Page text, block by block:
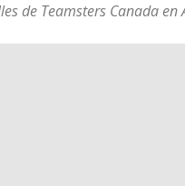
de Teamsters Canada